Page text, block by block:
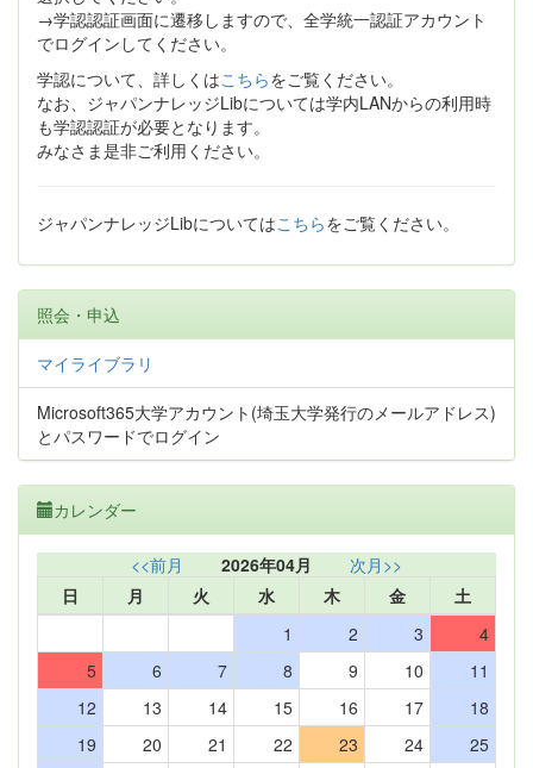
→学認認証画面に遷移しますので、全学統一認証アカウント
でログインしてください。
学認について、詳しくはこちらをご覧ください。
なお、ジャパンナレッジLibについては学内LANからの利用時
も学認認証が必要となります。
みなさま是非ご利用ください。
ジャパンナレッジLibについてはこちらをご覧ください。
照会・申込
マイライブラリ
Microsoft365大学アカウント(埼玉大学発行のメールアドレス)
とパスワードでログイン
カレンダー
<<前月 2026年04月
次月>>
日
月 火 水 木 金
土
1
2 3
4
5
6 7 8 9 10
11
12
13 14 15 16 17
18
19
20 21 22 23 24
25